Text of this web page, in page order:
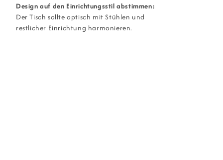
Design auf den Einrichtungsstil abstimmen:
Der Tisch sollte optisch mit Stühlen und
restlicher Einrichtung harmonieren.